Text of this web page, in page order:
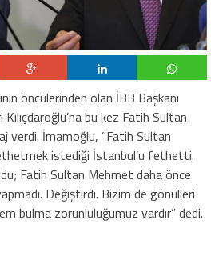
öncülerinden olan İBB Başkanı
bu kez Fatih Sultan
verdi. İmamoğlu, ”Fatih Sultan
istediği İstanbul’u fethetti.
Fatih Sultan Mehmet daha önce
Değiştirdi. Bizim de gönülleri
bulma zorunluluğumuz vardır” dedi.